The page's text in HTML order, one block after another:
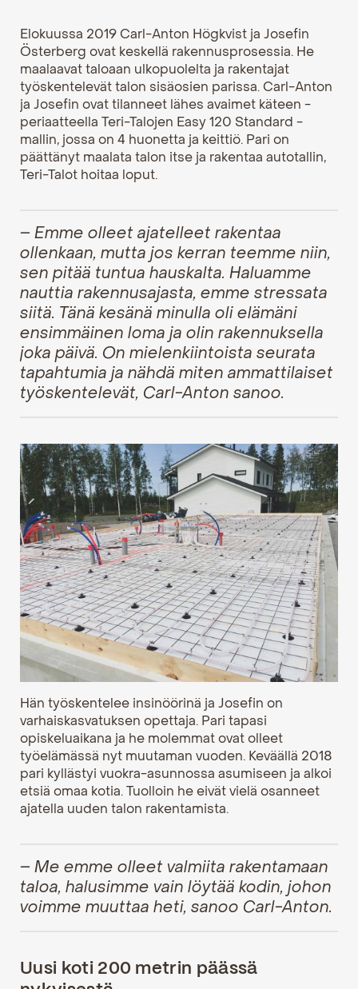
Elokuussa 2019 Carl-Anton Högkvist ja Josefin
Österberg ovat keskellä rakennusprosessia. He
maalaavat taloaan ulkopuolelta ja rakentajat
työskentelevät talon sisäosien parissa. Carl-Anton
ja Josefin ovat tilanneet lähes avaimet käteen -
periaatteella Teri-Talojen Easy 120 Standard -
mallin, jossa on 4 huonetta ja keittiö. Pari on
päättänyt maalata talon itse ja rakentaa autotallin,
Teri-Talot hoitaa loput.
– Emme olleet ajatelleet rakentaa
ollenkaan, mutta jos kerran teemme niin,
sen pitää tuntua hauskalta. Haluamme
nauttia rakennusajasta, emme stressata
siitä. Tänä kesänä minulla oli elämäni
ensimmäinen loma ja olin rakennuksella
joka päivä. On mielenkiintoista seurata
tapahtumia ja nähdä miten ammattilaiset
työskentelevät, Carl-Anton sanoo.
Hän työskentelee insinöörinä ja Josefin on
varhaiskasvatuksen opettaja. Pari tapasi
opiskeluaikana ja he molemmat ovat olleet
työelämässä nyt muutaman vuoden. Keväällä 2018
pari kyllästyi vuokra-asunnossa asumiseen ja alkoi
etsiä omaa kotia. Tuolloin he eivät vielä osanneet
ajatella uuden talon rakentamista.
– Me emme olleet valmiita rakentamaan
taloa, halusimme vain löytää kodin, johon
voimme muuttaa heti, sanoo Carl-Anton.
Uusi koti 200 metrin päässä